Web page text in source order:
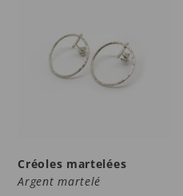
Créoles martelées
Argent martelé